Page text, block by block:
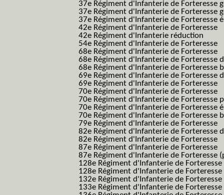
37e Régiment d'Infanterie de Forteresse
37e Régiment d'Infanterie de Forteresse
37e Régiment d'Infanterie de Forteresse
42e Régiment d'Infanterie de Forteresse
42e Régiment d'Infanterie réduction
54e Régiment d'Infanterie de Forteresse
68e Régiment d'Infanterie de Forteresse
68e Régiment d'Infanterie de Forteresse
68e Régiment d'Infanterie de Forteresse
69e Régiment d'Infanterie de Forteresse
69e Régiment d'Infanterie de Forteresse
70e Régiment d'Infanterie de Forteresse
70e Régiment d'Infanterie de Forteresse
70e Régiment d'Infanterie de Forteresse
70e Régiment d'Infanterie de Forteresse
79e Régiment d'Infanterie de Forteresse
82e Régiment d'Infanterie de Forteresse
82e Régiment d'Infanterie de Forteresse
87e Régiment d'Infanterie de Forteresse
87e Régiment d'Infanterie de Forteresse
128e Régiment d'Infanterie de Forteresse
128e Régiment d'Infanterie de
132e Régiment d'Infanterie de Forteresse
133e Régiment d'Infanterie de Forteresse